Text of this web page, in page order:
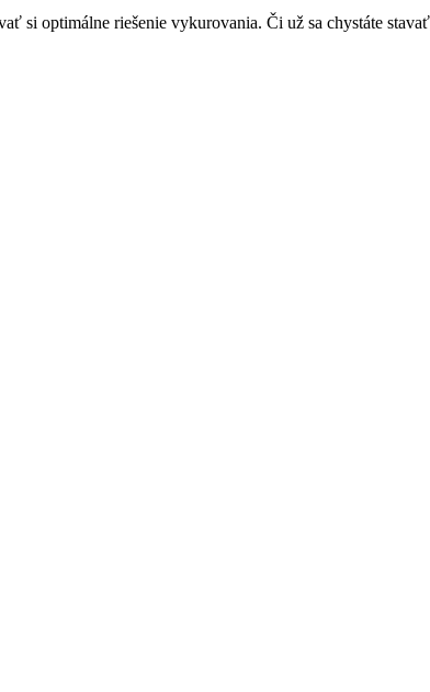
si optimálne riešenie vykurovania. Či už sa chystáte